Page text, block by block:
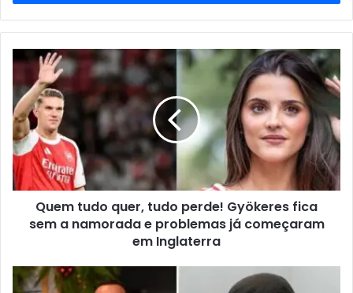
de
email
Quem tudo quer, tudo perde! Gyökeres fica
sem a namorada e problemas já começaram
em Inglaterra